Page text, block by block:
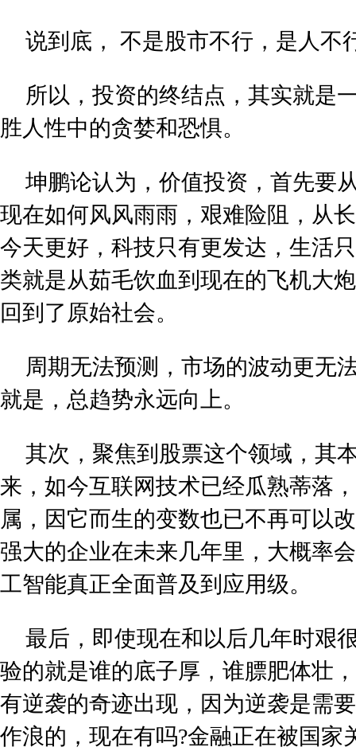
说到底， 不是股市不行，是人不
所以，投资的终结点，其实就是
胜人性中的贪婪和恐惧。
坤鹏论认为，价值投资，首先要
现在如何风风雨雨，艰难险阻，从
今天更好，科技只有更发达，生活
类就是从茹毛饮血到现在的飞机大
回到了原始社会。
周期无法预测，市场的波动更无
就是，总趋势永远向上。
其次，聚焦到股票这个领域，其
来，如今互联网技术已经瓜熟蒂落
属，因它而生的变数也已不再可以
强大的企业在未来几年里，大概率
工智能真正全面普及到应用级。
最后，即使现在和以后几年时艰
验的就是谁的底子厚，谁膘肥体壮
有逆袭的奇迹出现，因为逆袭是需
作浪的，现在有吗?金融正在被国家